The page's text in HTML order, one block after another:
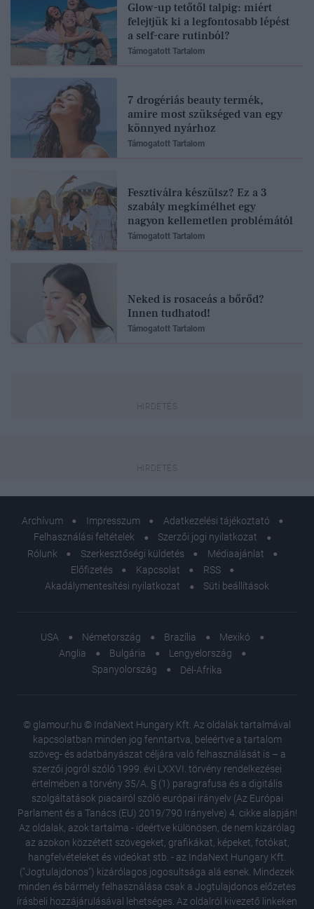
Glow-up tetőtől talpig: miért
felejtjük ki a legfontosabb lépést
a self-care rutinból?
Támogatott Tartalom
7 drogériás beauty termék,
amire most szükséged van egy
könnyed nyárhoz
Támogatott Tartalom
Fesztiválra készülsz? Ez a 3
szabály megkímélhet egy
nagyon kellemetlen problémától
Támogatott Tartalom
Neked is rosaceás a bőrőd?
Innen tudhatod!
Támogatott Tartalom
Archívum Impresszum
Adatkezelési tájékoztató
Felhasználási feltételek
Szerzői jogi nyilatkozat
Rólunk
Szerkesztőségi küldetés
Médiaajánlat
Előfizetés
Kapcsolat
RSS
Akadálymentesítési nyilatkozat
Süti beállítások
USA Németország Brazília
Mexikó
Anglia
Bulgária
Lengyelország
Spanyolország
Dél-Afrika
© glamour.hu © IndaNext Hungary Kft. Az oldalak tartalmával
kapcsolatban minden jog fenntartva, beleértve a tartalom
szöveg- és adatbányászat céljára való felhasználását is – a
szerzői jogról szóló 1999. évi LXXVI. törvény rendelkezései
értelmében a törvény 35/A. § (1) paragrafusa és a digitális
szolgáltatások piacairól szóló európai irányelv (Az Európai
Parlament és a Tanács (EU) 2019/790 Irányelve) 4. cikke alapján!
Az oldalak, azok tartalma - ideértve különösen, de nem kizárólag
az azokon közzétett szövegeket, grafikákat, képeket, fotókat,
hangfelvételeket és videókat stb. - az IndaNext Hungary Kft.
("Jogtulajdonos") kizárólagos jogosultsága alá esnek. Mindezek
minden és bármely felhasználása csak a Jogtulajdonos előzetes
írásbeli hozzájárulásával lehetséges. Az oldalról kivezető linkeken